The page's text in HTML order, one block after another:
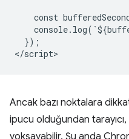
const
  });
Ancak bazı noktalara
ipucu olduğundan tarayıcı,